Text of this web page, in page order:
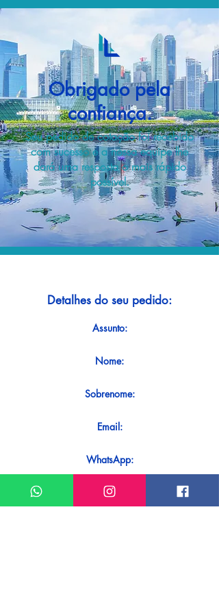
Obrigado pela
confiança.
Seu pedido de cotação foi recebido
com sucesso e a nossa equipe lhe
dará uma resposta o mais rápido
possível.
Detalhes do seu pedido:
Assunto:
Nome:
Sobrenome:
Email:
WhatsApp:
Mensagem: